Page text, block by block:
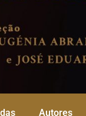
Autores